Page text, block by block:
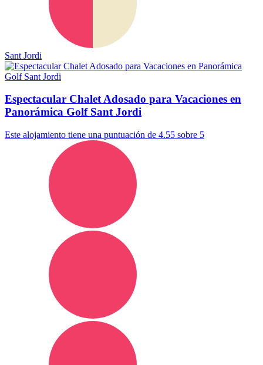
Sant Jordi
Espectacular Chalet Adosado para Vacaciones en
Panorámica Golf Sant Jordi
Este alojamiento tiene una puntuación de 4.55 sobre 5